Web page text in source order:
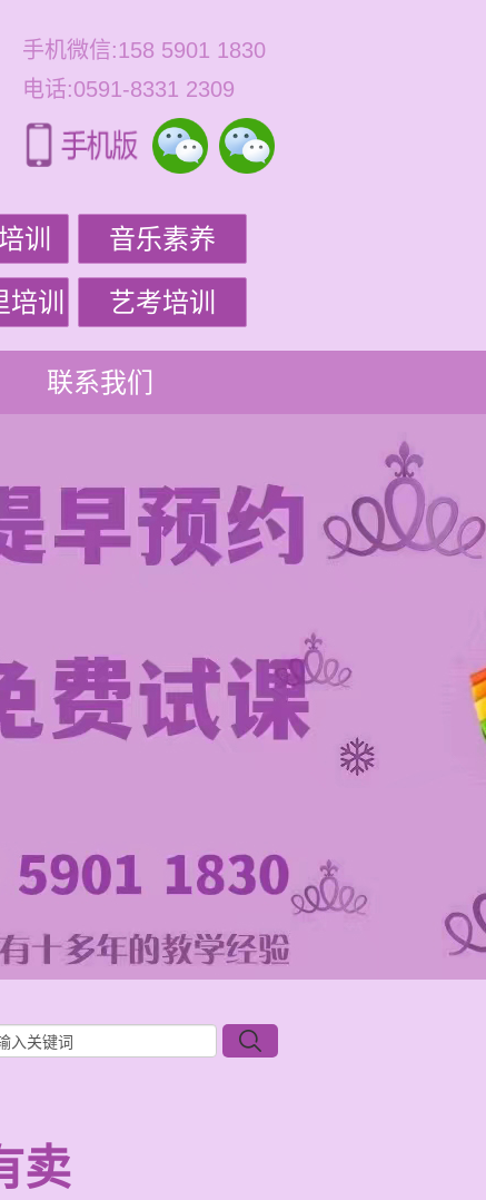
手机微信:158 5901 1830
电话:0591-8331 2309
训 音乐素养
训 艺考培训
联系我们
卖